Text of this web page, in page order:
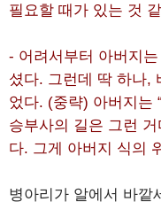
필요할 때가 있는 것
- 어려서부터 아버지
셨다. 그런데 딱 하나,
었다. (중략) 아버지는
승부사의 길은 그런
다. 그게 아버지 식의
병아리가 알에서 바깥